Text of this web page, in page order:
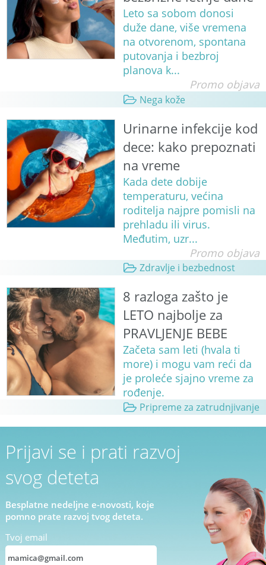
Leto sa sobom donosi
duže dane, više vremena
na otvorenom, spontana
putovanja i bezbroj
planova k...
Promo objava
Nega kože
Urinarne infekcije kod
dece: kako prepoznati
na vreme
Kada dete dobije
temperaturu, većina
roditelja najpre pomisli na
prehladu ili virus.
Međutim, uzr...
Promo objava
Zdravlje i bezbednost
8 razloga zašto je
LETO najbolje za
PRAVLJENJE BEBE
Začeta sam leti (hvala ti
more) i mogu vam reći da
je proleće sjajno vreme za
rođenje.
Pripreme za zatrudnjivanje
Prijavi se i prati razvoj
svog deteta
Besplatne nedeljne e-novosti, koje
pomno prate razvoj tvog deteta.
Tvoj email